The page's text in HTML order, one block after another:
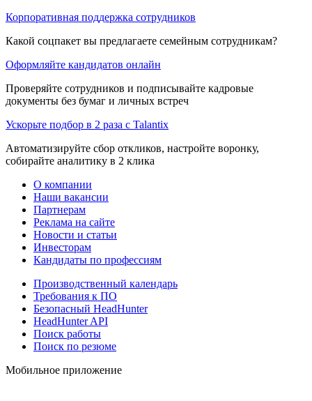
Корпоративная поддержка сотрудников
Какой соцпакет вы предлагаете семейным сотрудникам?
Оформляйте кандидатов онлайн
Проверяйте сотрудников и подписывайте кадровые
документы без бумаг и личных встреч
Ускорьте подбор в 2 раза с Talantix
Автоматизируйте сбор откликов, настройте воронку,
собирайте аналитику в 2 клика
О компании
Наши вакансии
Партнерам
Реклама на сайте
Новости и статьи
Инвесторам
Кандидаты по профессиям
Производственный календарь
Требования к ПО
Безопасный HeadHunter
HeadHunter API
Поиск работы
Поиск по резюме
Мобильное приложение